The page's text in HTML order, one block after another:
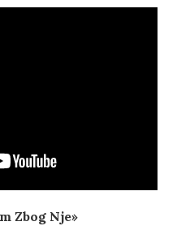
Zbog Nje»